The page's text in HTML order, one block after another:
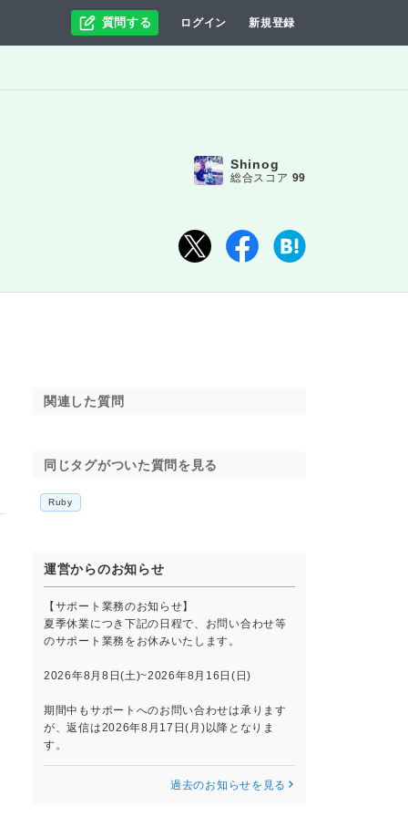
質問する ログイン 新規登録
Shinog
総合スコア 99
関連した質問
同じタグがついた質問を見る
Ruby
運営からのお知らせ
【サポート業務のお知らせ】
夏季休業につき下記の日程で、お問い合わせ等
のサポート業務をお休みいたします。
2026年8月8日(土)~2026年8月16日(日)
期間中もサポートへのお問い合わせは承ります
が、返信は2026年8月17日(月)以降となりま
す。
過去のお知らせを見る